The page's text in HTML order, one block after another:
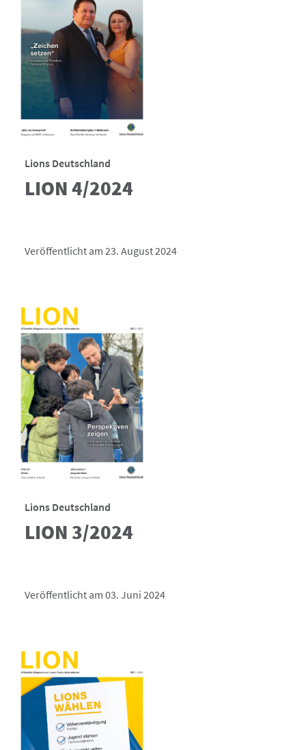
Lions Deutschland
LION 4/2024
Veröffentlicht am 23. August 2024
Lions Deutschland
LION 3/2024
Veröffentlicht am 03. Juni 2024